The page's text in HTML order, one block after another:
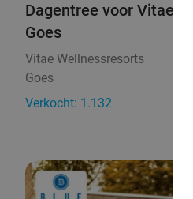
Dagentree voor Vitae
Goes
Vitae Wellnessresorts
Goes
Verkocht: 1.132